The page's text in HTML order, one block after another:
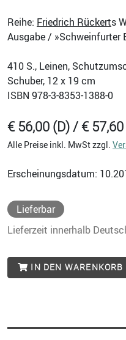
Reihe: Friedrich Rückerts
Ausgabe / »Schweinfurter
410 S., Leinen,
Schuber, 12 x 19 cm
ISBN 978-3-8353-1388-0
€ 56,00 (D) / €
Alle Preise inkl. MwSt zzgl.
Erscheinungsdatum:
Lieferbar
Lieferzeit innerhalb
IN DEN WARENKORB